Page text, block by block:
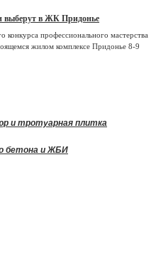
выберут в ЖК Придонье
конкурса профессионального мастерства
жилом комплексе Придонье 8-9
и тротуарная плитка
бетона и ЖБИ